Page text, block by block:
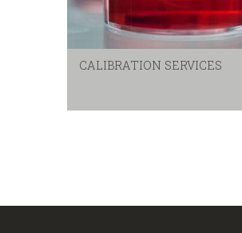
CALIBRATION SERVICES